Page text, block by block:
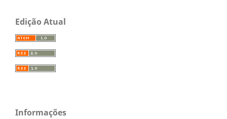
Edição Atual
Informações